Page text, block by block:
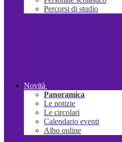
Percorsi di studio
Novità
Panoramica
Le notizie
Le circolari
Calendario eventi
Albo online